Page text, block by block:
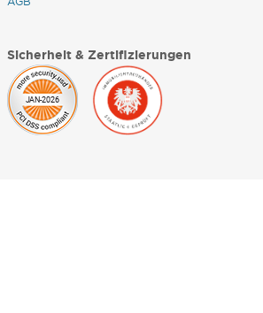
Sicherheit & Zertifizierungen